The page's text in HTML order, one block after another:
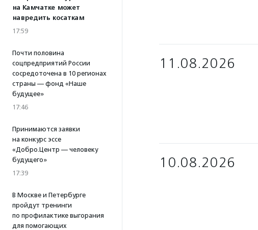
на Камчатке может
навредить косаткам
17:59
Почти половина
соцпредприятий России
сосредоточена в 10 регионах
страны — фонд «Наше
будущее»
17:46
Принимаются заявки
на конкурс эссе
«Добро.Центр — человеку
будущего»
17:39
В Москве и Петербурге
пройдут тренинги
по профилактике выгорания
для помогающих
11.08.2026
10.08.2026